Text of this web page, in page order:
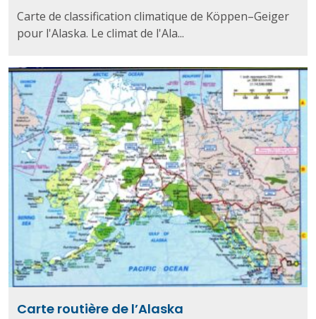
Carte de classification climatique de Köppen–Geiger
pour l'Alaska. Le climat de l'Ala...
Carte routière de l’Alaska